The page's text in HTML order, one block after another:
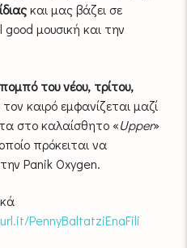
και μας βάζει σε
μουσική και την
του νέου, τρίτου,
καιρό εμφανίζεται μαζί
στο καλαίσθητο «Upper»
πρόκειται να
Panik Oxygen.
it/PennyBaltatziEnaFili